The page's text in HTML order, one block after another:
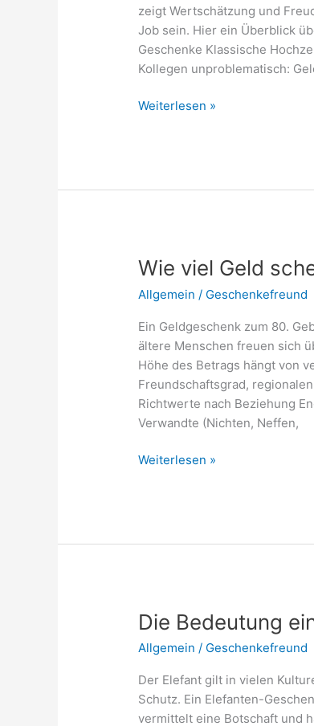
zeigt Wertschätzung und
Job sein. Hier ein Überblick
Geschenke Klassische
Kollegen unproblematisch:
Was
Ideen
und
Tipps
Weiterlesen »
Wie viel Geld
Allgemein / Geschenkefreund
Ein Geldgeschenk zum 80.
ältere Menschen freuen sich
Höhe des Betrags hängt von
Freundschaftsgrad,
Richtwerte nach Beziehung
Verwandte (Nichten, Neffen,
Wie
Weiterlesen »
Die Bedeutung
Allgemein / Geschenkefreund
Der Elefant gilt in vielen
Schutz. Ein Elefanten-
vermittelt eine Botschaft und